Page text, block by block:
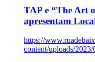
TAP e “The Art
apresentam
https://
content/uploads/